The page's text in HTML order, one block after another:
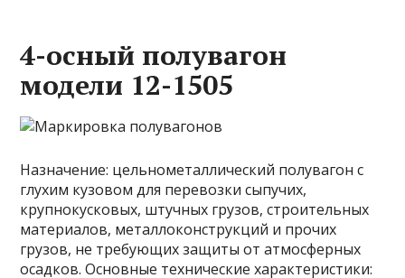
4-осный полувагон
модели 12-1505
Назначение: цельнометаллический полувагон с
глухим кузовом для перевозки сыпучих,
крупнокусковых, штучных грузов, строительных
материалов, металлоконструкций и прочих
грузов, не требующих защиты от атмосферных
осадков. Основные технические характеристики: